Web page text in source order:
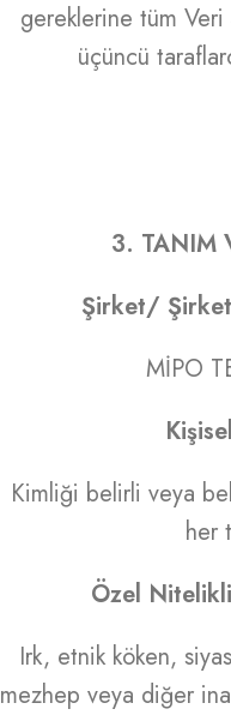
gereklerine tüm Veri
üçüncü
3. TANIM
Şirket/
MİPO
Kimliği belirli veya
her
Özel
Irk, etnik köken,
mezhep veya diğer